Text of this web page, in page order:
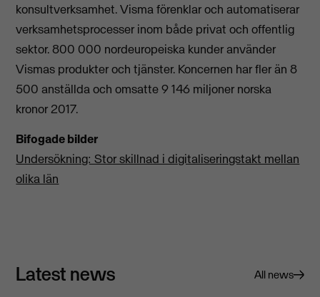
konsultverksamhet. Visma förenklar och automatiserar
verksamhetsprocesser inom både privat och offentlig
sektor. 800 000 nordeuropeiska kunder använder
Vismas produkter och tjänster. Koncernen har fler än 8
500 anställda och omsatte 9 146 miljoner norska
kronor 2017.
Bifogade bilder
Undersökning: Stor skillnad i digitaliseringstakt mellan
olika län
Latest news All news